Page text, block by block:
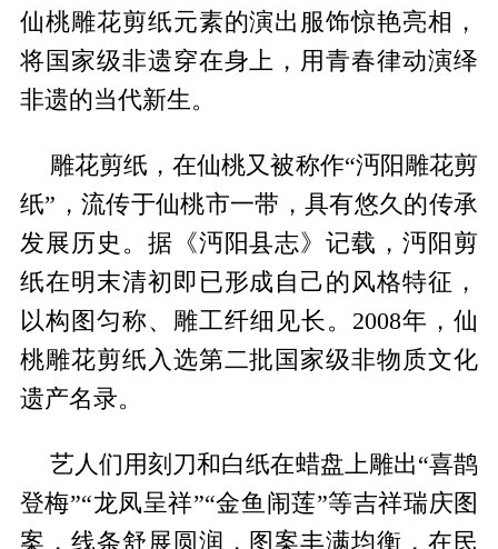
仙桃雕花剪纸元素的演出服饰惊艳亮相，
将国家级非遗穿在身上，用青春律动演绎
非遗的当代新生。
雕花剪纸，在仙桃又被称作“沔阳雕花剪
纸”，流传于仙桃市一带，具有悠久的传承
发展历史。据《沔阳县志》记载，沔阳剪
纸在明末清初即已形成自己的风格特征，
以构图匀称、雕工纤细见长。2008年，仙
桃雕花剪纸入选第二批国家级非物质文化
遗产名录。
艺人们用刻刀和白纸在蜡盘上雕出“喜鹊
登梅”“龙凤呈祥”“金鱼闹莲”等吉祥瑞庆图
案，线条舒展圆润，图案丰满均衡，在民